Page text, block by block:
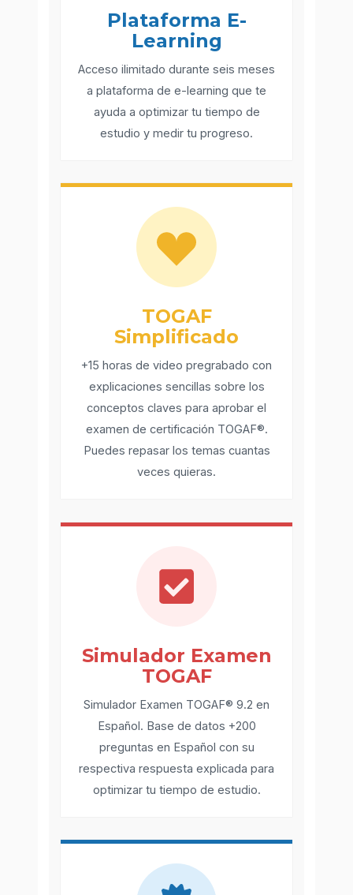
Plataforma E-
Learning
Acceso ilimitado durante seis meses
a plataforma de e-learning que te
ayuda a optimizar tu tiempo de
estudio y medir tu progreso.
TOGAF
Simplificado
+15 horas de video pregrabado con
explicaciones sencillas sobre los
conceptos claves para aprobar el
examen de certificación TOGAF®.
Puedes repasar los temas cuantas
veces quieras.
Simulador Examen
TOGAF
Simulador Examen TOGAF® 9.2 en
Español. Base de datos +200
preguntas en Español con su
respectiva respuesta explicada para
optimizar tu tiempo de estudio.